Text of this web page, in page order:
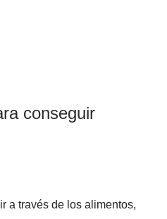
conseguir
a través de los alimentos,